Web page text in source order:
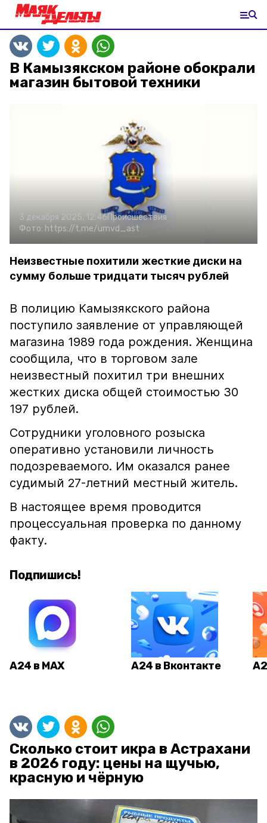
В Камызякском районе обокрали
магазин бытовой техники
3 декабря 2025, 12:46Происшествия
Фото: https://t.me/umvd_ast
Неизвестные похитили жесткие диски на
сумму больше тридцати тысяч рублей
В полицию Камызякского района
поступило заявление от управляющей
магазина 1989 года рождения. Женщина
сообщила, что в торговом зале
неизвестный похитил три внешних
жестких диска общей стоимостью 30
197 рублей.
Сотрудники уголовного розыска
оперативно установили личность
подозреваемого. Им оказался ранее
судимый 27-летний местный житель.
В настоящее время проводится
процессуальная проверка по данному
факту.
Подпишись!
А24 в MAX А24 в Вконтакте
Сколько стоит икра в Астрахани
в 2026 году: цены на щучью,
красную и чёрную